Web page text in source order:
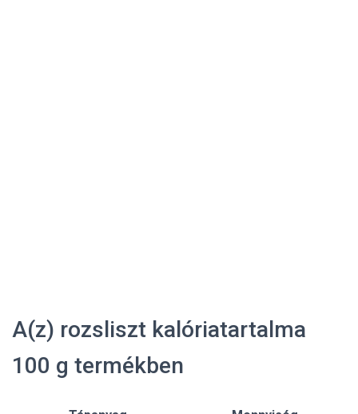
A(z) rozsliszt kalóriatartalma
100 g termékben